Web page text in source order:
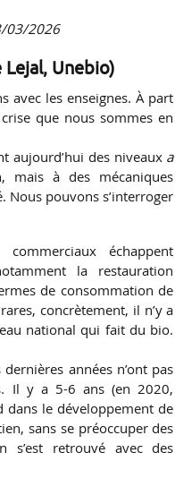
03/2026
Lejal, Unebio)
avec les enseignes. À part
que nous sommes en
aujourd’hui des niveaux a
à des mécaniques
Nous pouvons s’interroger
échappent
la restauration
de consommation de
concrètement, il n’y a
national qui fait du bio.
années n’ont pas
Il y a 5-6 ans (en 2020,
dans le développement de
sans se préoccuper des
s’est retrouvé avec des